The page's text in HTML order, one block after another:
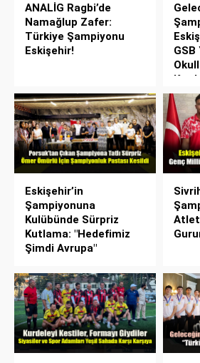
ANALİG Ragbi’de
Namağlup Zafer:
Türkiye Şampiyonu
Eskişehir!
GSB
Eskişehir’in
Şampiyonuna
Kulübünde Sürpriz
Kutlama: "Hedefimiz
Şimdi Avrupa"